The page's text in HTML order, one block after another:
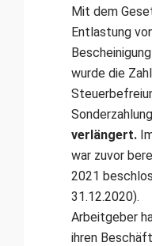
Mit dem
Entlastung
wurde die
verlängert.
war zuvor
2021
31.12.2020).
Arbeitgeber
ihren